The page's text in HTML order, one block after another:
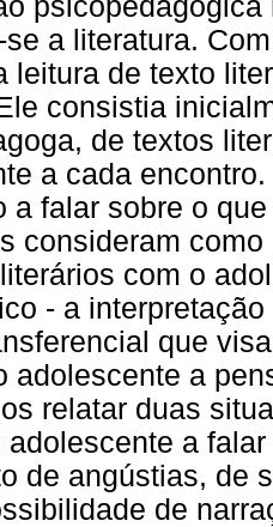
a literatura.
leitura de texto
consistia
de textos
a cada
a falar sobre o
consideram
com o
- a
que
adolescente a
relatar duas
adolescente a
de angústias, de
de